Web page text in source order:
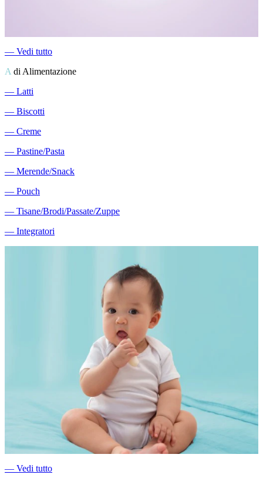
― Vedi tutto
A di Alimentazione
― Latti
― Biscotti
― Creme
― Pastine/Pasta
― Merende/Snack
― Pouch
― Tisane/Brodi/Passate/Zuppe
― Integratori
― Vedi tutto